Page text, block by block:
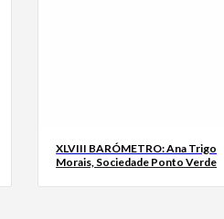
XLVIII BARÓMETRO: Ana Trigo
Morais, Sociedade Ponto Verde